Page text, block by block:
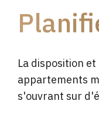
La disposition
appartements
s'ouvrant sur